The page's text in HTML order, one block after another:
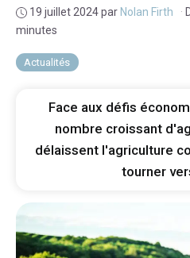
Actualités
19 juillet 2024par Nolan Firth ·
minutes
Face aux défis
nombre croissant
délaissent l'agriculture
tourner